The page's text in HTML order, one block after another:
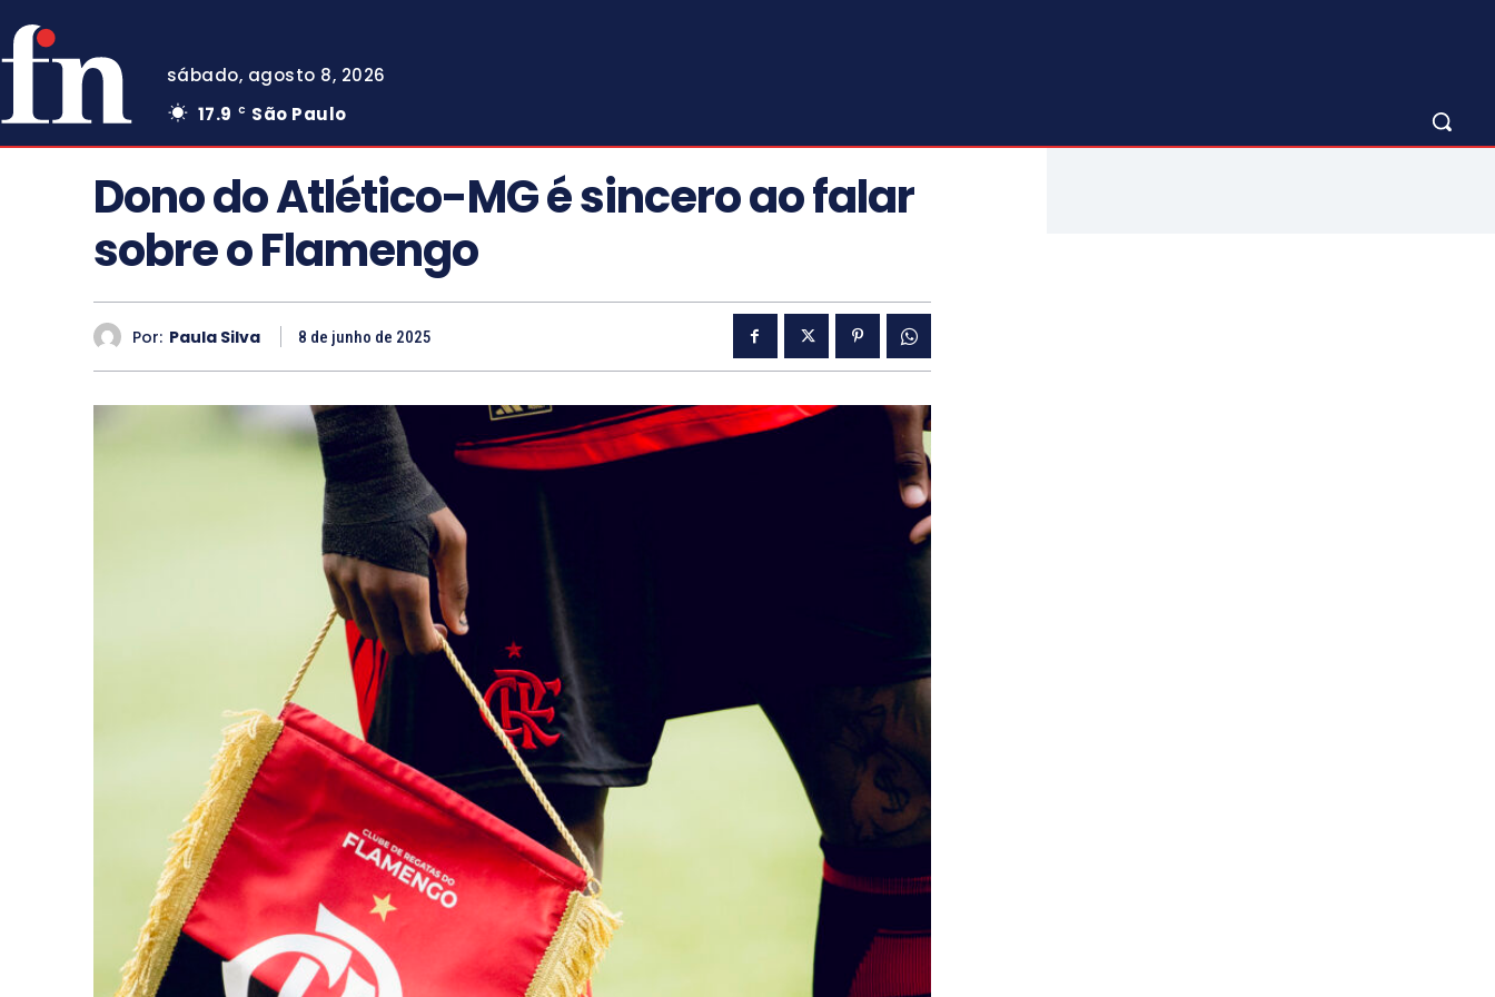
sábado, agosto 8, 2026
17.9
C São Paulo
Dono do Atlético-MG é sincero ao falar
sobre o Flamengo
Por: Paula Silva 8 de junho de 2025